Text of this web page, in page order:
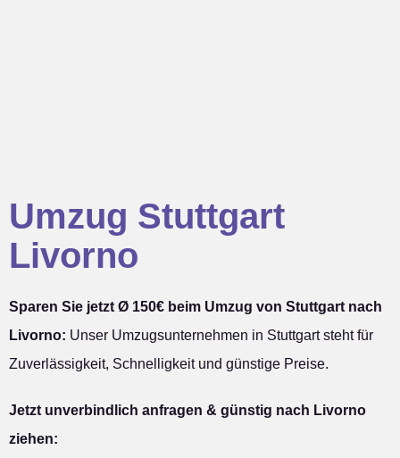
Umzug Stuttgart
Livorno
Sparen Sie jetzt Ø 150€ beim Umzug von Stuttgart nach
Livorno: Unser Umzugsunternehmen in Stuttgart steht für
Zuverlässigkeit, Schnelligkeit und günstige Preise.
Jetzt unverbindlich anfragen & günstig nach Livorno
ziehen: